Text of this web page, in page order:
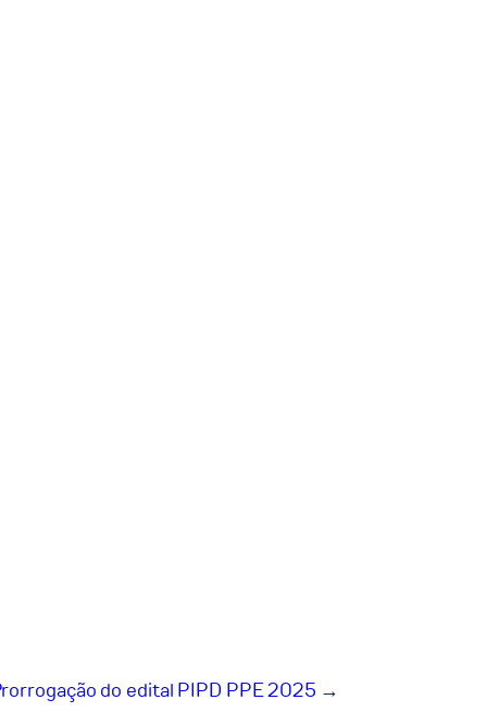
do edital PIPD PPE 2025 →